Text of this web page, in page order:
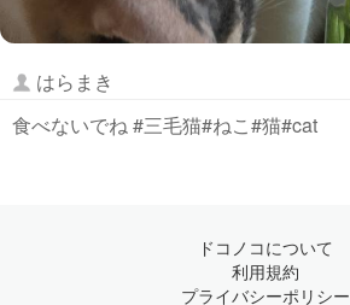
はらまき
食べないでね #三毛猫#ねこ#猫#cat
ドコノコについて
利用規約
プライバシーポリシー